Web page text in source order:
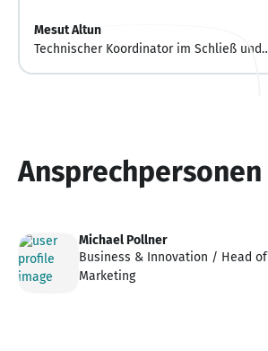
Mesut Altun
Technischer Koordinator im Schließ und
Ansprechpersonen
Michael Pollner
Business & Innovation / Head of
Marketing